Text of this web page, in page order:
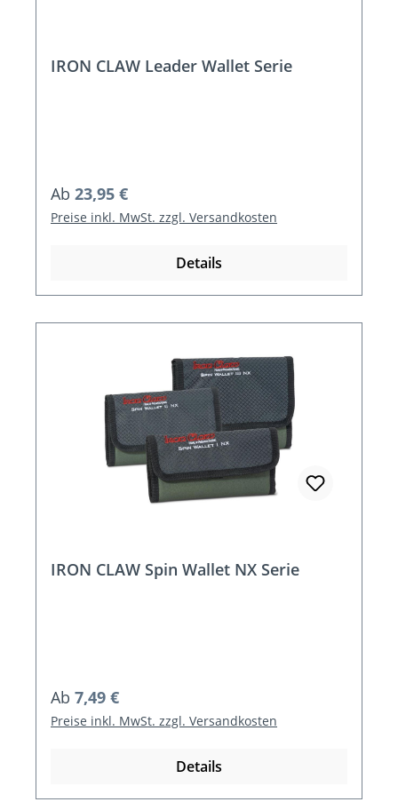
IRON CLAW Leader Wallet Serie
Regulärer Preis:
Ab 23,95 €
Preise inkl. MwSt. zzgl. Versandkosten
Details
IRON CLAW Spin Wallet NX Serie
Regulärer Preis:
Ab 7,49 €
Preise inkl. MwSt. zzgl. Versandkosten
Details